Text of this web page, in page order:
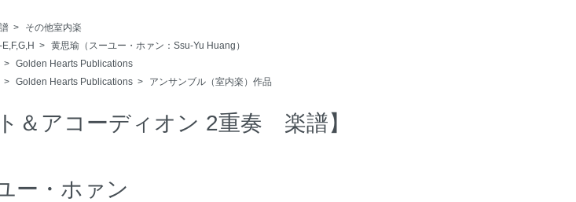
>
その他室内楽
> 黄思瑜（スーユー・ホァン：Ssu-Yu Huang）
> Golden Hearts Publications
> Golden Hearts Publications > アンサンブル（室内楽）作品
＆アコーディオン 2重奏 楽譜】
ー・ホァン